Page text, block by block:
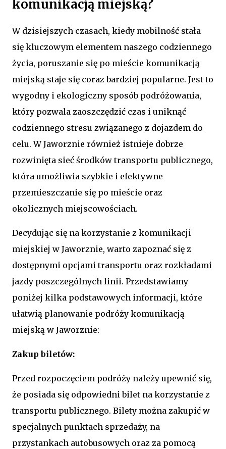
komunikacją miejską?
W dzisiejszych czasach, kiedy mobilność stała
się kluczowym elementem naszego codziennego
życia, poruszanie się po mieście komunikacją
miejską staje się coraz bardziej popularne. Jest to
wygodny i ekologiczny sposób podróżowania,
który pozwala zaoszczędzić czas i uniknąć
codziennego stresu związanego z dojazdem do
celu. W Jaworznie również istnieje dobrze
rozwinięta sieć środków transportu publicznego,
która umożliwia szybkie i efektywne
przemieszczanie się po mieście oraz
okolicznych miejscowościach.
Decydując się na korzystanie z komunikacji
miejskiej w Jaworznie, warto zapoznać się z
dostępnymi opcjami transportu oraz rozkładami
jazdy poszczególnych linii. Przedstawiamy
poniżej kilka podstawowych informacji, które
ułatwią planowanie podróży komunikacją
miejską w Jaworznie:
Zakup biletów:
Przed rozpoczęciem podróży należy upewnić się,
że posiada się odpowiedni bilet na korzystanie z
transportu publicznego. Bilety można zakupić w
specjalnych punktach sprzedaży, na
przystankach autobusowych oraz za pomocą